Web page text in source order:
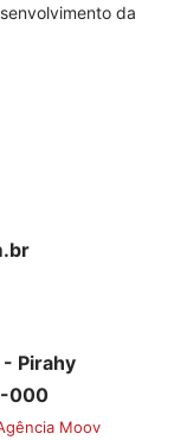
da
Pirahy
000
Moov